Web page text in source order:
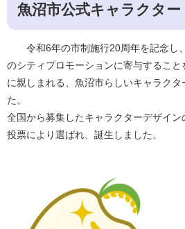
魚沼市公式キャラクタ
令和6年の市制施行20周年を記念し
のシティプロモーションに寄与するこ
に親しまれる、魚沼市らしいキャラク
た。
全国から募集したキャラクターデザイ
投票により選ばれ、誕生しました。